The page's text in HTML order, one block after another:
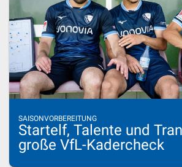
SAISONVORBEREITUNG
Startelf, Talente und
große VfL-Kadercheck